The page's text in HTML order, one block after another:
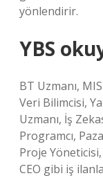
yönlendirir.
YBS
BT Uzmanı,
Veri Bilimcisi,
Uzmanı, İş
Programcı,
Proje
CEO gibi iş